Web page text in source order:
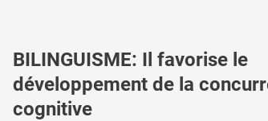
BILINGUISME: Il favorise le
développement de la
cognitive